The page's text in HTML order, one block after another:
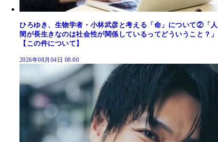
ひろゆき、生物学者・小林武彦と考える「命」について②「人
間が長生きなのは社会性が関係しているってどういうこと？」
【この件について】
2026年08月04日 08:00